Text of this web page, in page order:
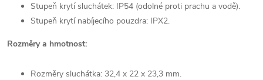
Stupeň krytí sluchátek: IP54 (odolné proti prachu a vodě).
Stupeň krytí nabíjecího pouzdra: IPX2.
Rozměry a hmotnost:
Rozměry sluchátka: 32,4 x 22 x 23,3 mm.